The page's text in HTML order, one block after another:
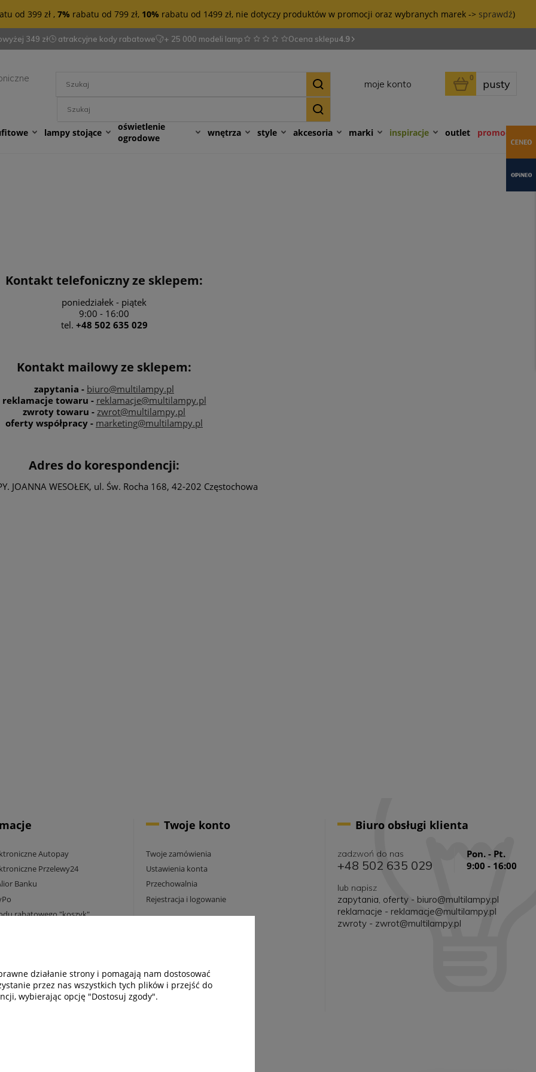
od 399 zł , 7% rabatu od 799 zł, 10% rabatu od 1499 zł, nie dotyczy produktów w promocji oraz wybranych marek -> sprawdź)
349 zł atrakcyjne kody rabatowe + 25 000 modeli lamp Ocena sklepu4.9
moje konto pusty
0
lampy stojące
oświetlenie
ogrodowe
wnętrza style akcesoria marki outlet promocje
inspiracje
Kontakt telefoniczny ze sklepem:
poniedziałek - piątek
9:00 - 16:00
tel. +48 502 635 029
Kontakt mailowy ze sklepem:
zapytania - biuro@multilampy.pl
reklamacje towaru - reklamacje@multilampy.pl
zwroty towaru - zwrot@multilampy.pl
oferty współpracy - marketing@multilampy.pl
Adres do korespondencji:
JOANNA WESOŁEK, ul. Św. Rocha 168, 42-202 Częstochowa
Autopay
Przelewy24
Banku
rabatowego "koszyk"
Twoje konto
Twoje zamówienia
Ustawienia konta
Przechowalnia
Rejestracja i logowanie
Biuro obsługi klienta
zadzwoń do nas
+48 502 635 029
Pon. - Pt.
9:00 - 16:00
lub napisz
zapytania, oferty - biuro@multilampy.pl
reklamacje - reklamacje@multilampy.pl
zwroty - zwrot@multilampy.pl
działanie strony i pomagają nam dostosować
przez nas wszystkich tych plików i przejść do
wybierając opcję "Dostosuj zgody".